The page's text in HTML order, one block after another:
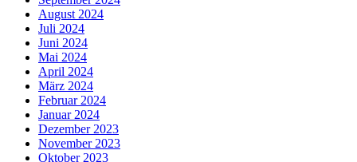
August 2024
Juli 2024
Juni 2024
Mai 2024
April 2024
März 2024
Februar 2024
Januar 2024
Dezember 2023
November 2023
Oktober 2023